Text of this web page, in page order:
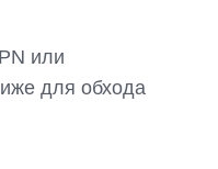
или
для обхода